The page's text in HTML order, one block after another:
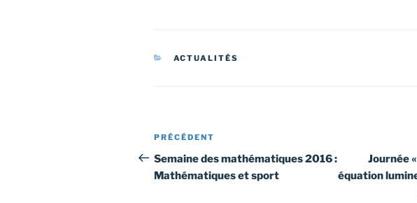
CATÉGORIES
ACTUALITÉS
Navigation
de
l’article
Article
précédent
PRÉCÉDENT
Semaine des mathématiques 2016 :
Mathématiques et sport
Journée
équation